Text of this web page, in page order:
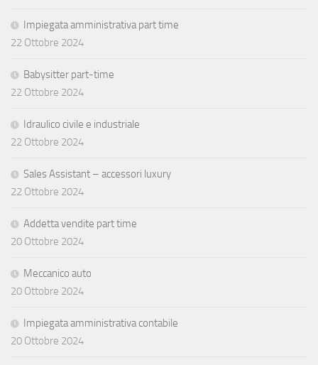
Impiegata amministrativa part time
22 Ottobre 2024
Babysitter part-time
22 Ottobre 2024
Idraulico civile e industriale
22 Ottobre 2024
Sales Assistant – accessori luxury
22 Ottobre 2024
Addetta vendite part time
20 Ottobre 2024
Meccanico auto
20 Ottobre 2024
Impiegata amministrativa contabile
20 Ottobre 2024